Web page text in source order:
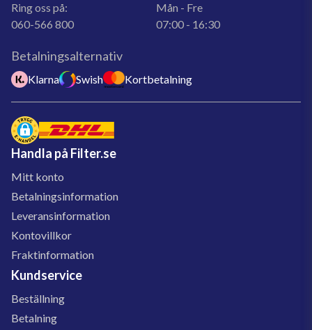
Ring oss på:
060-566 800
Mån - Fre
07:00 - 16:30
Betalningsalternativ
Klarna Swish Kortbetalning
Handla på Filter.se
Mitt konto
Betalningsinformation
Leveransinformation
Kontovillkor
Fraktinformation
Kundservice
Beställning
Betalning